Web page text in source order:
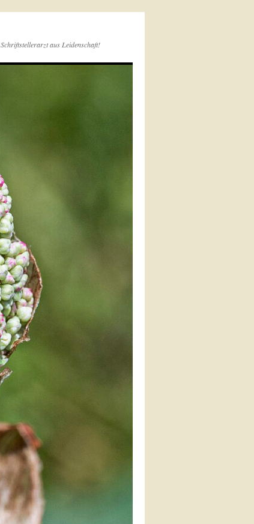
Schriftstellerarzt aus Leidenschaft!